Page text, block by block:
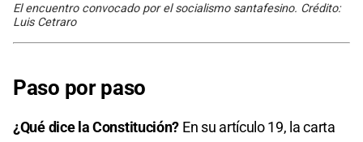
El encuentro convocado por el socialismo santafesino. Crédito:
Luis Cetraro
Paso por paso
¿Qué dice la Constitución? En su artículo 19, la carta